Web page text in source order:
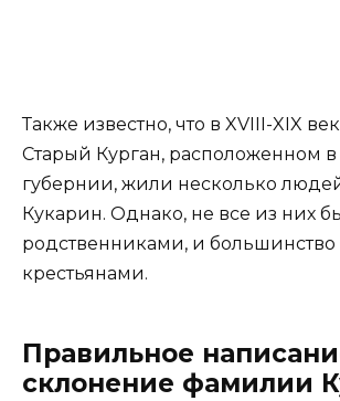
Также известно, что в XVIII-XIX
Старый Курган, расположенном
губернии, жили несколько
Кукарин. Однако, не все из них
родственниками, и
крестьянами.
Правильное
склонение фамилии